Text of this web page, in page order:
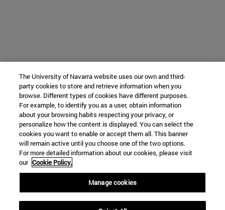
The University of Navarra website uses our own and third-
party cookies to store and retrieve information when you
browse. Different types of cookies have different purposes.
For example, to identify you as a user, obtain information
about your browsing habits respecting your privacy, or
personalize how the content is displayed. You can select the
cookies you want to enable or accept them all. This banner
will remain active until you choose one of the two options.
For more detailed information about our cookies, please visit
our Cookie Policy.
Manage cookies